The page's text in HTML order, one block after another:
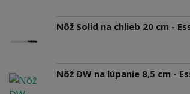
Nôž Solid na chlieb 20 cm -
Nôž DW na lúpanie 8,5 cm -